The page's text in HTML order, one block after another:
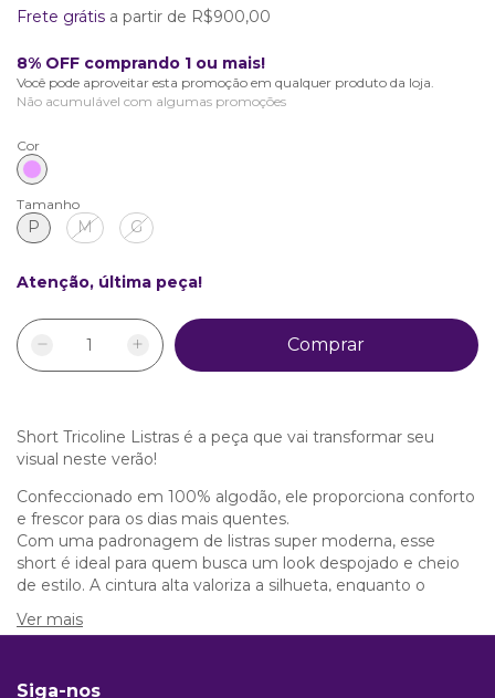
Frete grátis a partir de R$900,00
8% OFF comprando 1 ou mais!
Você pode aproveitar esta promoção em qualquer produto da loja.
Não acumulável com algumas promoções
Cor
Tamanho
P M G
Atenção, última peça!
Short Tricoline Listras é a peça que vai transformar seu
visual neste verão!
Confeccionado em 100% algodão, ele proporciona conforto
e frescor para os dias mais quentes.
Com uma padronagem de listras super moderna, esse
short é ideal para quem busca um look despojado e cheio
de estilo. A cintura alta valoriza a silhueta, enquanto o
de vestir.
Ver mais
Siga-nos